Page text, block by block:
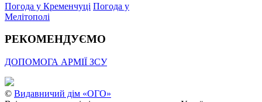
Погода у Кременчуці Погода у
Мелітополі
РЕКОМЕНДУЄМО
ДОПОМОГА АРМІЇ ЗСУ
© Видавничий дім «ОГО»